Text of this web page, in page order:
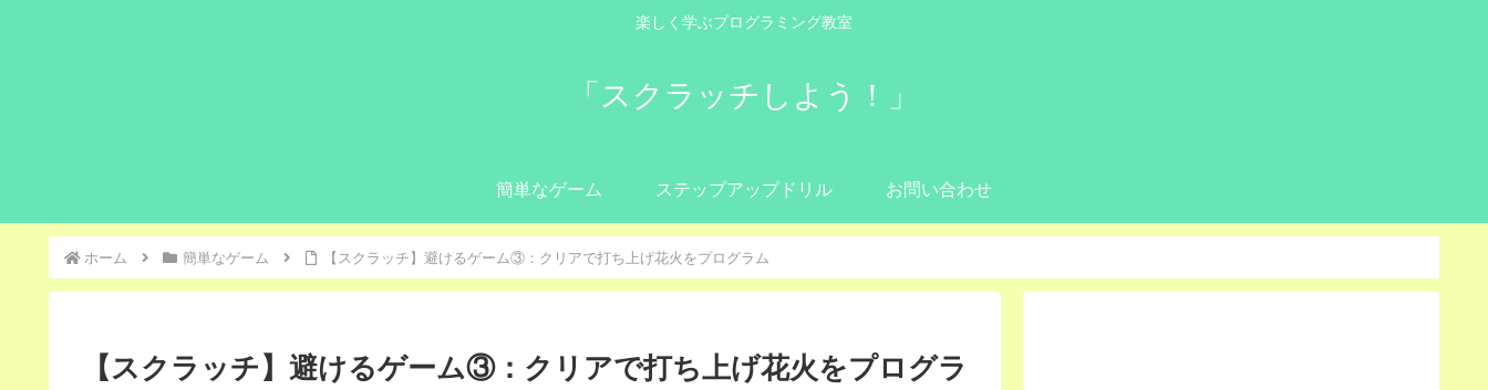
楽しく学ぶプログラミング教室
「スクラッチしよう！」
簡単なゲーム ステップアップドリル お問い合わせ
ホーム 簡単なゲーム 【スクラッチ】避けるゲーム③：クリアで打ち上げ花火をプログラム
【スクラッチ】避けるゲーム③：クリアで打ち上げ花火をプログラ